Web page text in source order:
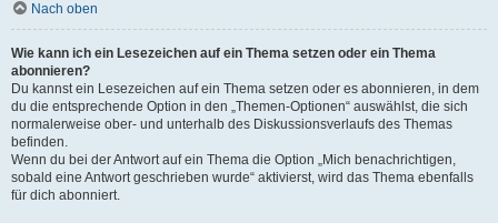
Nach oben
Wie kann ich ein Lesezeichen auf ein Thema setzen oder ein Thema
abonnieren?
Du kannst ein Lesezeichen auf ein Thema setzen oder es abonnieren, in dem
du die entsprechende Option in den „Themen-Optionen“ auswählst, die sich
normalerweise ober- und unterhalb des Diskussionsverlaufs des Themas
befinden.
Wenn du bei der Antwort auf ein Thema die Option „Mich benachrichtigen,
sobald eine Antwort geschrieben wurde“ aktivierst, wird das Thema ebenfalls
für dich abonniert.